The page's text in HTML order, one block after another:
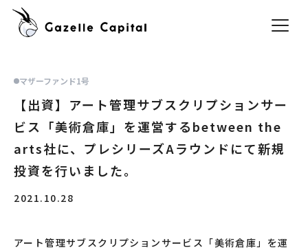
マザーファンド1号
【出資】アート管理サブスクリプションサー
ビス「美術倉庫」を運営するbetween the
arts社に、プレシリーズAラウンドにて新規
投資を行いました。
2021.10.28
アート管理サブスクリプションサービス「美術倉庫」を運